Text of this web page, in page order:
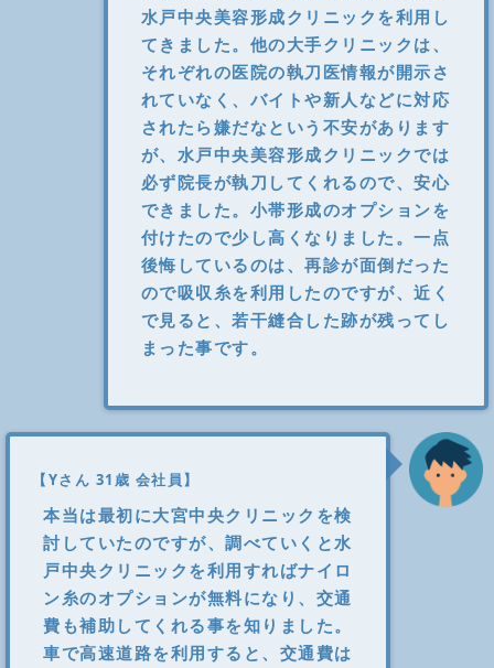
水戸中央美容形成クリニックを利用し
てきました。他の大手クリニックは、
それぞれの医院の執刀医情報が開示さ
れていなく、バイトや新人などに対応
されたら嫌だなという不安があります
が、水戸中央美容形成クリニックでは
必ず院長が執刀してくれるので、安心
できました。小帯形成のオプションを
付けたので少し高くなりました。一点
後悔しているのは、再診が面倒だった
ので吸収糸を利用したのですが、近く
で見ると、若干縫合した跡が残ってし
まった事です。
【Yさん 31歳 会社員】
本当は最初に大宮中央クリニックを検
討していたのですが、調べていくと水
戸中央クリニックを利用すればナイロ
ン糸のオプションが無料になり、交通
費も補助してくれる事を知りました。
車で高速道路を利用すると、交通費は